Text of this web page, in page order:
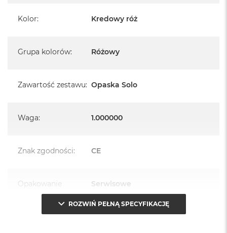
Kolor: Kredowy róż
Grupa kolorów: Różowy
Zawartość zestawu: Opaska Solo
Waga: 1.000000
Znak zgodności: CE
Opakowanie
(pudełko):
Serwisowe
ROZWIŃ PEŁNĄ SPECYFIKACJĘ